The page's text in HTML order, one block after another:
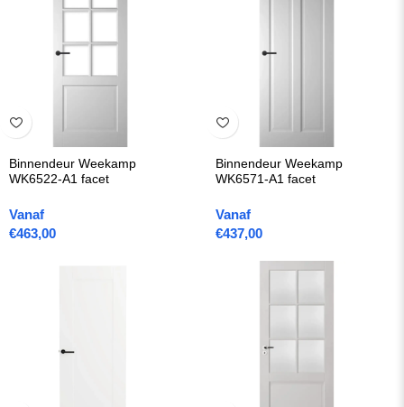
Binnendeur Weekamp
WK6522-A1 facet
Vanaf
€463,00
Binnendeur Weekamp
WK6571-A1 facet
Vanaf
€437,00